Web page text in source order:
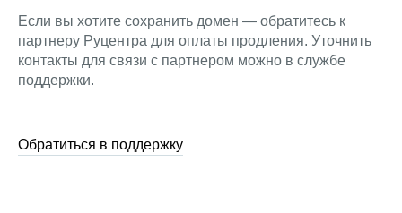
Если вы хотите сохранить домен — обратитесь к
партнеру Руцентра для оплаты продления. Уточнить
контакты для связи с партнером можно в службе
поддержки.
Обратиться в поддержку